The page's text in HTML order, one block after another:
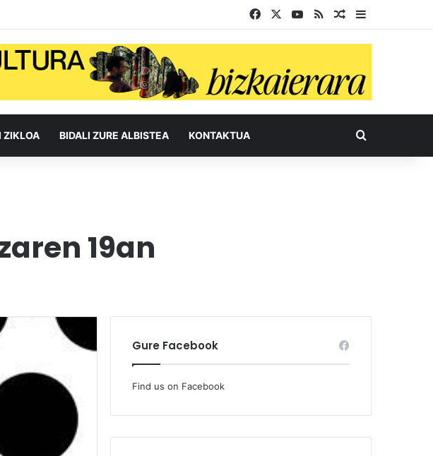
Facebook YouTube
RSS Ausazko
ZIKLOA BIDALI ZURE ALBISTEA KONTAKTUA Bilatu
19an
Gure Facebook
Find us on Facebook